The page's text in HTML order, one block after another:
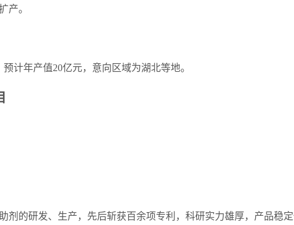
产。
计年产值20亿元，意向区域为湖北等地。
的研发、生产，先后斩获百余项专利，科研实力雄厚，产品稳